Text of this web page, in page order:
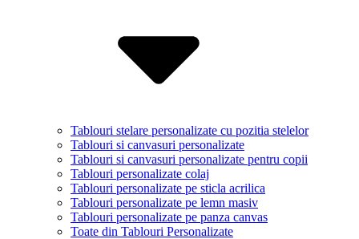
Tablouri stelare personalizate cu pozitia stelelor
Tablouri si canvasuri personalizate
Tablouri si canvasuri personalizate pentru copii
Tablouri personalizate colaj
Tablouri personalizate pe sticla acrilica
Tablouri personalizate pe lemn masiv
Tablouri personalizate pe panza canvas
Toate din Tablouri Personalizate